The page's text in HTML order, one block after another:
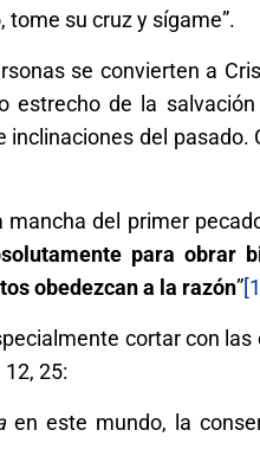
tome su cruz y sígame”.
se convierten a
de la
del pasado.
del primer
para obrar
obedezcan a la razón”
cortar con
25:
en este mundo, la